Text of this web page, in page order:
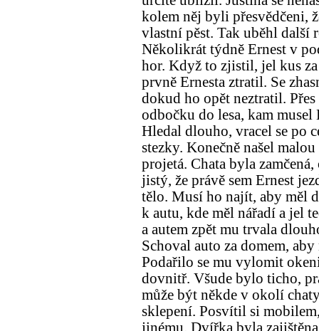
kolem něj byli přesvědčeni,
vlastní pěst. Tak uběhl další
Několikrát týdně Ernest v
hor. Když to zjistil, jel kus
prvně Ernesta ztratil. Se
dokud ho opět neztratil.
odbočku do lesa, kam musel
Hledal dlouho, vracel se po
stezky. Konečně našel
projetá. Chata byla
jistý, že právě sem Ernest
tělo. Musí ho najít, aby měl
k autu, kde měl nářadí a jel
a autem zpět mu trvala
Schoval auto za domem,
Podařilo se mu vylomit
dovnitř. Všude bylo ticho,
může být někde v okolí
sklepení. Posvítil si
jinému. Dvířka byla